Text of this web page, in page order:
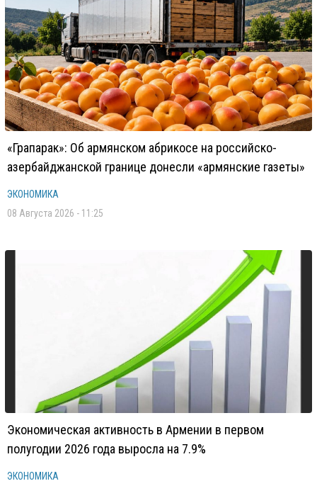
«Грапарак»: Об армянском абрикосе на российско-
азербайджанской границе донесли «армянские газеты»
ЭКОНОМИКА
08 Августа 2026 - 11:25
Экономическая активность в Армении в первом
полугодии 2026 года выросла на 7.9%
ЭКОНОМИКА